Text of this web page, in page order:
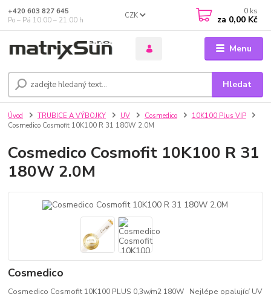
Menu
CZK
Hledat
+420 603 827 645
Po – Pá 10:00 – 21:00 h
0 ks
za 0,00 Kč
Úvod TRUBICE A VÝBOJKY UV Cosmedico
10K100 Plus VIP
Cosmedico Cosmofit 10K100 R 31 180W 2.0M
Cosmedico Cosmofit 10K100 R 31
180W 2.0M
Cosmedico
Cosmedico Cosmofit 10K100 PLUS 0,3w/m2 180W Nejlépe opalující UV